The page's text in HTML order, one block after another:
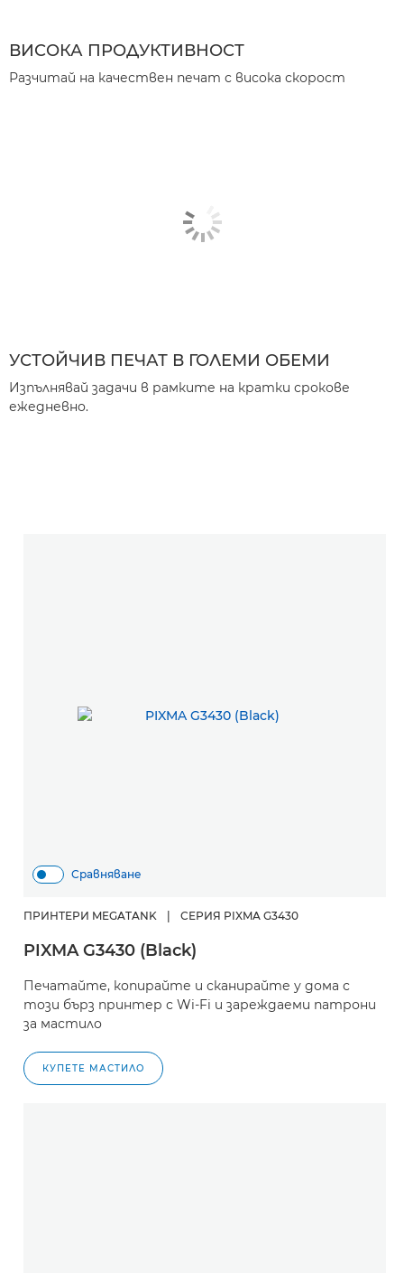
ВИСОКА ПРОДУКТИВНОСТ
Разчитай на качествен печат с висока скорост
УСТОЙЧИВ ПЕЧАТ В ГОЛЕМИ ОБЕМИ
Изпълнявай задачи в рамките на кратки срокове
ежедневно.
Сравняване
ПРИНТЕРИ MEGATANK СЕРИЯ PIXMA G3430
PIXMA G3430 (Black)
Печатайте, копирайте и сканирайте у дома с
този бърз принтер с Wi-Fi и зареждаеми патрони
за мастило
КУПЕТЕ МАСТИЛО